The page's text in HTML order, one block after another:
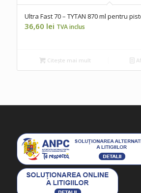
Ultra Fast 70 – TYTAN 870 ml pentru
36,60 lei TVA inclus
Citește mai mult